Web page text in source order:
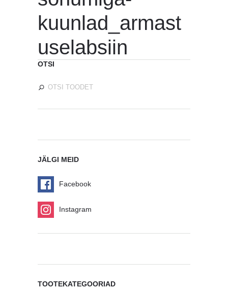
kuunlad_armast
uselabsiin
OTSI
JÄLGI MEID
Facebook
Instagram
TOOTEKATEGOORIAD